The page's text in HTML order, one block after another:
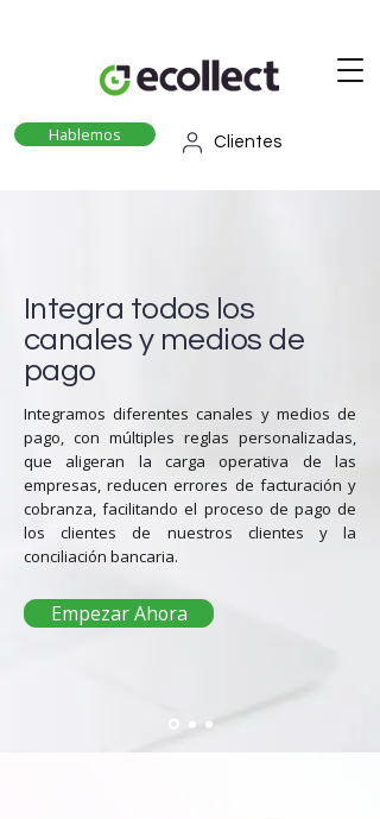
Clientes
Hablemos
Integra todos los
canales y medios de
pago
Integramos diferentes canales y medios de
pago, con múltiples reglas personalizadas,
que aligeran la carga operativa de las
empresas, reducen errores de facturación y
cobranza, facilitando el proceso de pago de
los clientes de nuestros clientes y la
conciliación bancaria.
Empezar Ahora